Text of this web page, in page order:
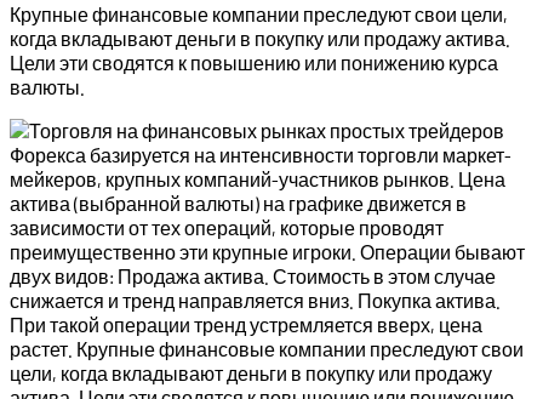
Крупные финансовые компании преследуют свои цели,
когда вкладывают деньги в покупку или продажу актива.
Цели эти сводятся к повышению или понижению курса
валюты.